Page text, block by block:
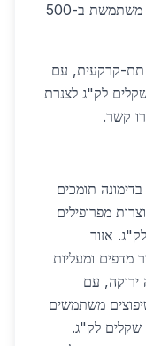
ב-25%. דוגמה: שכונה חדשה בדימונה משתמשת ב-500
תת-קרקעית, עם
מרובעים חזקים. מחירים: 9.5 שקלים לק"ג לצנרת
קשר.
תומכים
מפרופילים
11 שקלים לק"ג. אזור
מדפים ומעליות
פלדה ירוקה, עם
משתמשים
ביריעות פח למרפסות וגגונים, במחיר 8 שקלים לק"ג.